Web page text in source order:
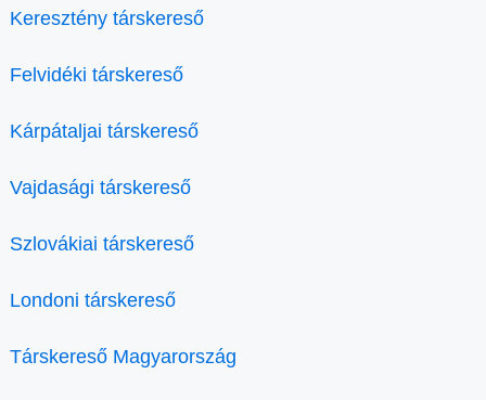
Keresztény társkereső
Felvidéki társkereső
Kárpátaljai társkereső
Vajdasági társkereső
Szlovákiai társkereső
Londoni társkereső
Társkereső Magyarország